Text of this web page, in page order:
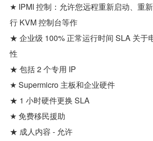
★ IPMI 控制：允许您远程重新启动、重
行 KVM 控制台等作
★ 企业级 100% 正常运行时间 SLA 关于
性
★ 包括 2 个专用 IP
★ Supermicro 主板和企业硬件
★ 1 小时硬件更换 SLA
★ 免费移民援助
★ 成人内容 - 允许